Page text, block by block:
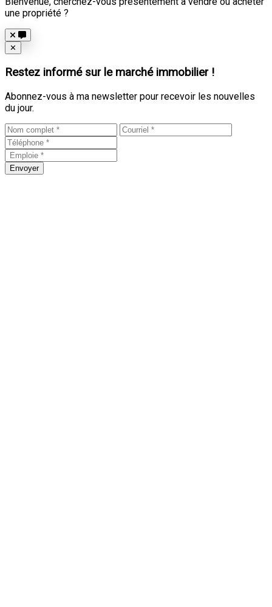
une propriété ?
Close
✕
Restez informé sur le marché immobilier !
Abonnez-vous à ma newsletter pour recevoir les nouvelles
du jour.
Envoyer